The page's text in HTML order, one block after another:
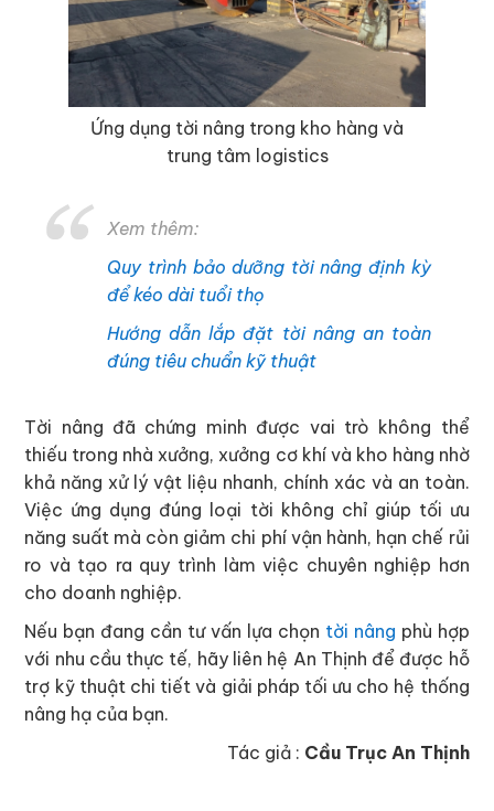
Ứng dụng tời nâng trong kho hàng và
trung tâm logistics
Xem thêm:
Quy trình bảo dưỡng tời nâng định kỳ
để kéo dài tuổi thọ
Hướng dẫn lắp đặt tời nâng an toàn
đúng tiêu chuẩn kỹ thuật
Tời nâng đã chứng minh được vai trò không thể
thiếu trong nhà xưởng, xưởng cơ khí và kho hàng nhờ
khả năng xử lý vật liệu nhanh, chính xác và an toàn.
Việc ứng dụng đúng loại tời không chỉ giúp tối ưu
năng suất mà còn giảm chi phí vận hành, hạn chế rủi
ro và tạo ra quy trình làm việc chuyên nghiệp hơn
cho doanh nghiệp.
Nếu bạn đang cần tư vấn lựa chọn tời nâng phù hợp
với nhu cầu thực tế, hãy liên hệ An Thịnh để được hỗ
trợ kỹ thuật chi tiết và giải pháp tối ưu cho hệ thống
nâng hạ của bạn.
Tác giả : Cầu Trục An Thịnh